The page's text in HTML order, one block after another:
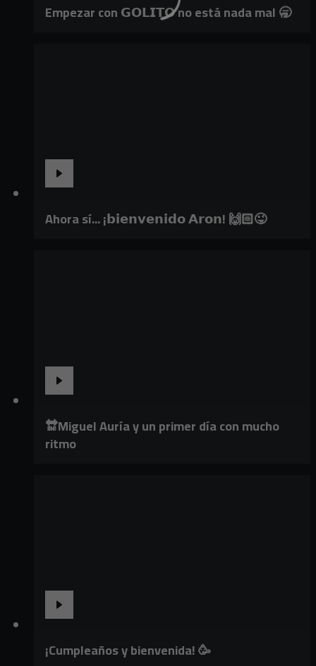
Empezar con 𝗚𝗢𝗟𝗜𝗧𝗢 no está nada mal 🥱
Ahora sí... ¡𝗯𝗶𝗲𝗻𝘃𝗲𝗻𝗶𝗱𝗼 𝗔𝗿𝗼𝗻! 🙌🏻😜
🔛Miguel Auría y un primer día con mucho
ritmo
¡Cumpleaños y bienvenida! 🥳